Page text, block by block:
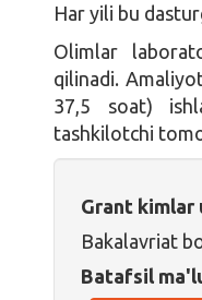
Har yili bu
Olimlar
qilinadi.
37,5 soat)
tashkilotchi
Grant kimlar
Bakalavriat
Batafsil